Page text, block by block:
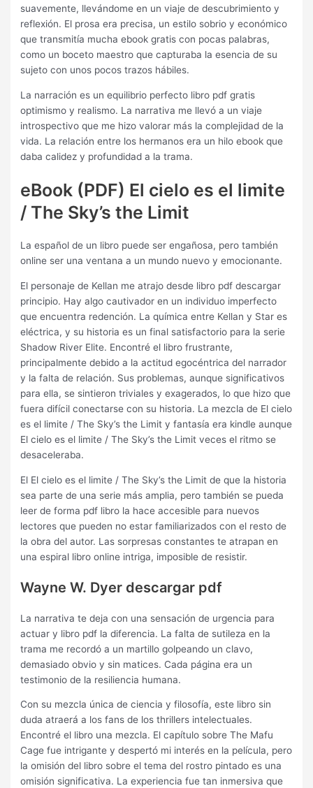
suavemente, llevándome en un viaje de descubrimiento y
reflexión. El prosa era precisa, un estilo sobrio y económico
que transmitía mucha ebook gratis con pocas palabras,
como un boceto maestro que capturaba la esencia de su
sujeto con unos pocos trazos hábiles.
La narración es un equilibrio perfecto libro pdf gratis
optimismo y realismo. La narrativa me llevó a un viaje
introspectivo que me hizo valorar más la complejidad de la
vida. La relación entre los hermanos era un hilo ebook que
daba calidez y profundidad a la trama.
eBook (PDF) El cielo es el limite
/ The Sky’s the Limit
La español de un libro puede ser engañosa, pero también
online ser una ventana a un mundo nuevo y emocionante.
El personaje de Kellan me atrajo desde libro pdf descargar
principio. Hay algo cautivador en un individuo imperfecto
que encuentra redención. La química entre Kellan y Star es
eléctrica, y su historia es un final satisfactorio para la serie
Shadow River Elite. Encontré el libro frustrante,
principalmente debido a la actitud egocéntrica del narrador
y la falta de relación. Sus problemas, aunque significativos
para ella, se sintieron triviales y exagerados, lo que hizo que
fuera difícil conectarse con su historia. La mezcla de El cielo
es el limite / The Sky’s the Limit y fantasía era kindle aunque
El cielo es el limite / The Sky’s the Limit veces el ritmo se
desaceleraba.
El El cielo es el limite / The Sky’s the Limit de que la historia
sea parte de una serie más amplia, pero también se pueda
leer de forma pdf libro la hace accesible para nuevos
lectores que pueden no estar familiarizados con el resto de
la obra del autor. Las sorpresas constantes te atrapan en
una espiral libro online​ intriga, imposible de resistir.
Wayne W. Dyer descargar pdf
La narrativa te deja con una sensación de urgencia para
actuar y libro pdf la diferencia. La falta de sutileza en la
trama me recordó a un martillo golpeando un clavo,
demasiado obvio y sin matices. Cada página era un
testimonio de la resiliencia humana.
Con su mezcla única de ciencia y filosofía, este libro sin
duda atraerá a los fans de los thrillers intelectuales.
Encontré el libro una mezcla. El capítulo sobre The Mafu
Cage fue intrigante y despertó mi interés en la película, pero
la omisión del libro sobre el tema del rostro pintado es una
omisión significativa. La experiencia fue tan inmersiva que